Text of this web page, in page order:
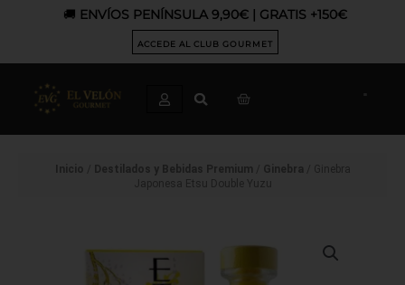
🚚 ENVÍOS PENÍNSULA 9,90€ | GRATIS +150€
ACCEDE AL CLUB GOURMET
CART
Inicio Destilados y Bebidas Premium Ginebra / Ginebra
Japonesa Etsu Double Yuzu